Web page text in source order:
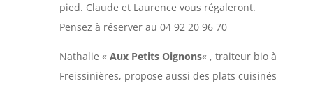
pied. Claude et Laurence vous régaleront.
Pensez à réserver au 04 92 20 96 70
Nathalie «Aux Petits Oignons« , traiteur bio à
Freissinières, propose aussi des plats cuisinés